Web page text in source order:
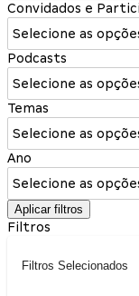
Convidados e
Selecione as
Podcasts
Selecione as
Temas
Selecione as
Ano
Selecione as
Aplicar filtros
Filtros
Filtros Selecionados